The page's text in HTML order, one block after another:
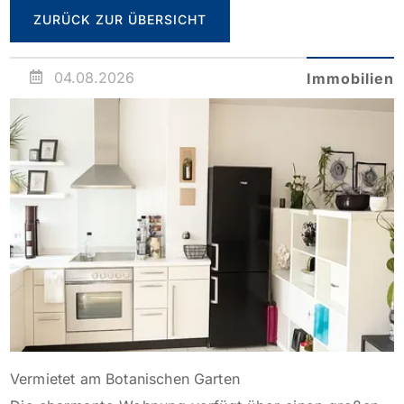
ZURÜCK ZUR ÜBERSICHT
04.08.2026 Immobilien
Vermietet am Botanischen Garten